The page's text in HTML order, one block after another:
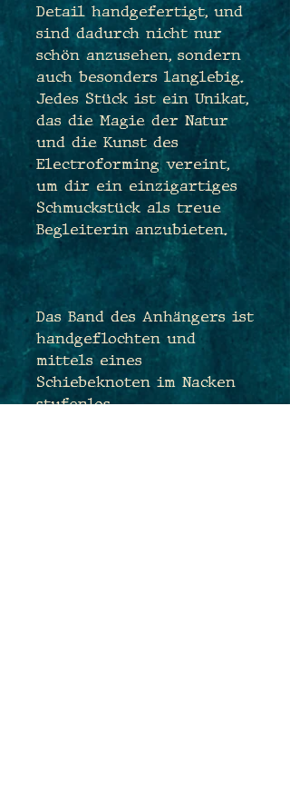
Detail handgefertigt, und
sind dadurch nicht nur
schön anzusehen, sondern
auch besonders langlebig.
Jedes Stück ist ein Unikat,
das die Magie der Natur
und die Kunst des
Electroforming vereint,
um dir ein einzigartiges
Schmuckstück als treue
Begleiterin anzubieten.
Das Band des Anhängers ist
handgeflochten und
mittels eines
Schiebeknoten im Nacken
stufenlos